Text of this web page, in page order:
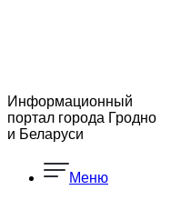
Информационный
портал города Гродно
и Беларуси
Меню